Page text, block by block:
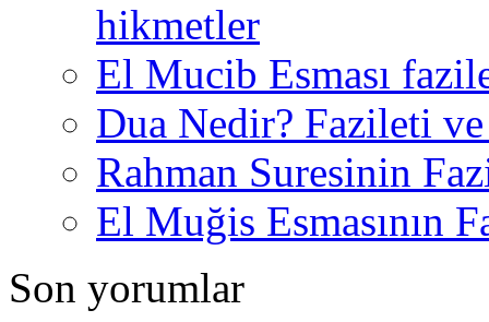
hikmetler
El Mucib Esması
Dua Nedir? Fazileti
Rahman Suresinin
El Muğis Esmasının
Son yorumlar